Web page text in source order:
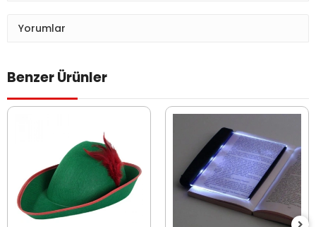
Yorumlar
Benzer Ürünler